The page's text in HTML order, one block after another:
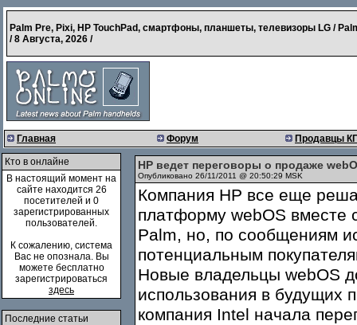
Palm Pre, Pixi, HP TouchPad, смартфоны, планшеты, телевизоры LG /
/8 Августа, 2026 /
Главная Форум Продавцы
Кто в онлайне
В настоящий момент на
сайте находится 26
посетителей и 0
зарегистрированных
пользователей.
К сожалению, система
Вас не опознала. Вы
можете бесплатно
зарегистрироваться
здесь
Последние статьи
HP ведет переговоры о продаже
Опубликовано 26/11/2011 @ 20:50:29 MSK
Компания HP все еще
платформу webOS вместе
Palm, но, по сообщениям
потенциальным
Новые владельцы webOS
использования в будущих
компания Intel начала